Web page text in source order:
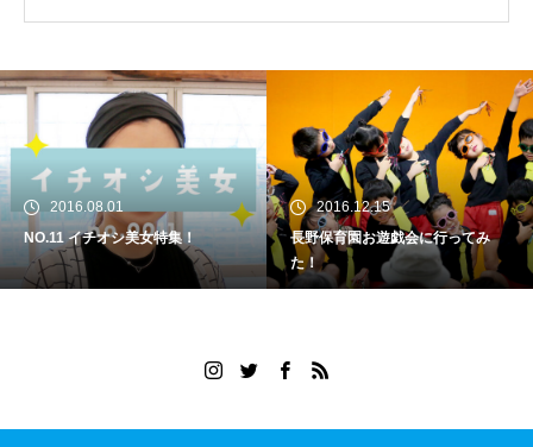
2016.08.01
NO.11 イチオシ美女特集！
2016.12.15
長野保育園お遊戯会に行ってみ
た！